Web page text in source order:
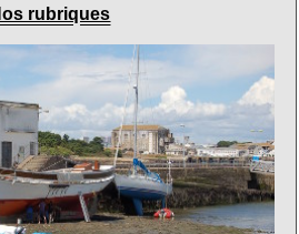
rubriques